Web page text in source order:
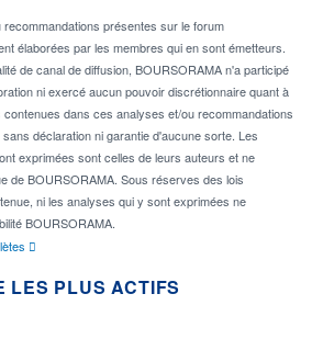
présentes sur le forum
élaborées par les membres qui en sont émetteurs.
de canal de diffusion, BOURSORAMA n'a participé
ni exercé aucun pouvoir discrétionnaire quant à
dans ces analyses et/ou recommandations
déclaration ni garantie d'aucune sorte. Les
exprimées sont celles de leurs auteurs et ne
de BOURSORAMA. Sous réserves des lois
ni les analyses qui y sont exprimées ne
BOURSORAMA.
LES PLUS ACTIFS